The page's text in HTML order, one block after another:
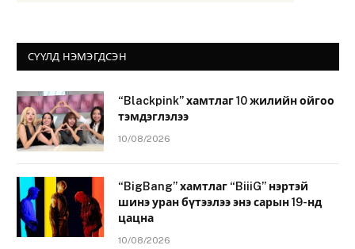
СҮҮЛД НЭМЭГДСЭН
“Blackpink” хамтлаг 10 жилийн ойгоо
тэмдэглэлээ
10/08/2026
“BigBang” хамтлаг “BiiiG” нэртэй
шинэ уран бүтээлээ энэ сарын 19-нд
цацна
10/08/2026